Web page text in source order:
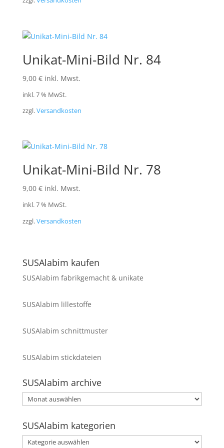
Unikat-Mini-Bild Nr. 84
9,00 € inkl. Mwst.
inkl. 7 % MwSt.
zzgl.Versandkosten
Unikat-Mini-Bild Nr. 78
9,00 € inkl. Mwst.
inkl. 7 % MwSt.
zzgl.Versandkosten
SUSAlabim kaufen
SUSAlabim fabrikgemacht & unikate
SUSAlabim lillestoffe
SUSAlabim schnittmuster
SUSAlabim stickdateien
SUSAlabim archive
SUSAlabim
archive
SUSAlabim kategorien
SUSAlabim